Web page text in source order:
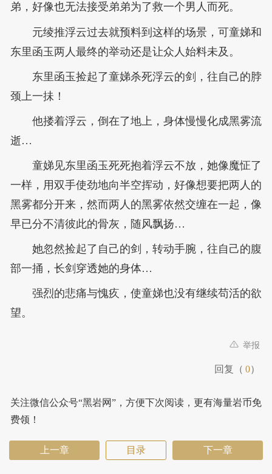
弟，好像也无法接受弟弟为了救一个男人而死。
元绫推浮云过去就预料到这样的场景，可童娣和
东里函玉两人最终的举动还是让众人始料未及。
东里函玉捡起了童娣杀死浮云的剑，往自己的脖
颈上一抺！
他搂着浮云，倒在了地上，身体慢慢化成黑雾流
逝…
童娣见东里函玉死死抱着浮云不放，她像魔怔了
一样，用双手使劲地向半空挥动，好像想要把两人的
黑雾都分开来，然而两人的黑雾依然交缠在一起，像
早已分不清彼此的骨灰，随风飘扬…
她忽然捡起了自己的剑，转动手腕，往自己的腹
部一捅，长剑穿透她的身体…
强烈的悲痛与愧疚，使童娣也没有继续苟活的欲
望。
举报
回复（ 0）
关注微信公众号“黑岩网”，方便下次阅读，更有海量岩币免
费领！
上一章 目录 下一章